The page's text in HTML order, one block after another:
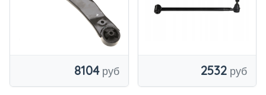
8104 2532